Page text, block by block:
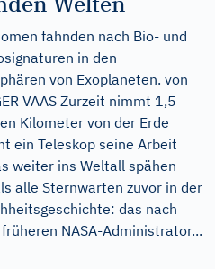
fahnden nach Bio- und
in den
von Exoplaneten. von
VAAS Zurzeit nimmt 1,5
Kilometer von der Erde
ein Teleskop seine Arbeit
weiter ins Weltall spähen
alle Sternwarten zuvor in der
das nach
NASA-Administrator...